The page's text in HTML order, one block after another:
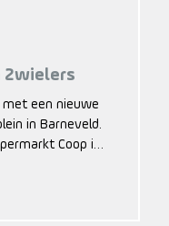
2wielers
een nieuwe
in Barneveld.
Coop is
te vinden.